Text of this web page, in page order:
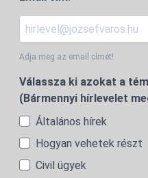
Adja meg az email címét!
Válassza ki azokat a
(Bármennyi hírlevelet
Általános hírek
Hogyan vehetek részt
Civil ügyek